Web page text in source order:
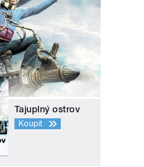
Tajuplný ostrov
Koupit